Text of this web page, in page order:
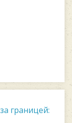
границей: